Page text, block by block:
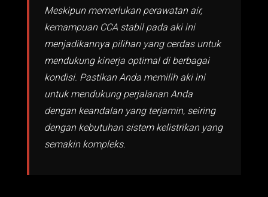
Meskipun memerlukan perawatan air,
kemampuan CCA stabil pada aki ini
menjadikannya pilihan yang cerdas untuk
mendukung kinerja optimal di berbagai
kondisi. Pastikan Anda memilih aki ini
untuk mendukung perjalanan Anda
dengan keandalan yang terjamin, seiring
dengan kebutuhan sistem kelistrikan yang
semakin kompleks.